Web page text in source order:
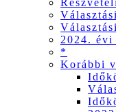
2024. évi
*
Korábbi